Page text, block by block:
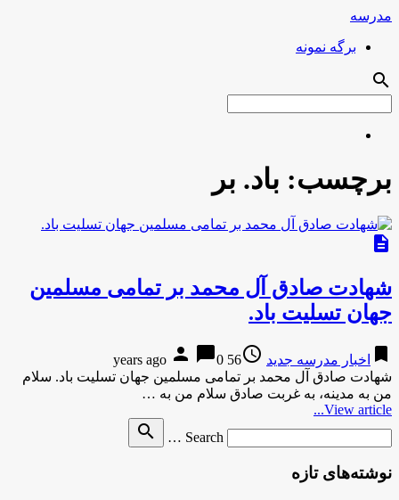
مدرسه
برگه نمونه
search
برچسب: باد. بر
description
شهادت صادق آل محمد بر تمامی مسلمین
جهان تسلیت باد.
bookmark اخبار مدرسه جدید access_time
56 years ago
person chat_bubble0
شهادت صادق آل محمد بر تمامی مسلمین جهان تسلیت باد. سلام
من به مدينه، به غربت صادق سلام من به …
View article...
Search …
search
نوشته‌های تازه